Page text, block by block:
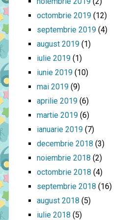
octombrie 2019 (12)
septembrie 2019 (4)
august 2019 (1)
iulie 2019 (1)
iunie 2019 (10)
mai 2019 (9)
aprilie 2019 (6)
martie 2019 (6)
ianuarie 2019 (7)
decembrie 2018 (3)
noiembrie 2018 (2)
octombrie 2018 (4)
septembrie 2018 (16)
august 2018 (5)
iulie 2018 (5)